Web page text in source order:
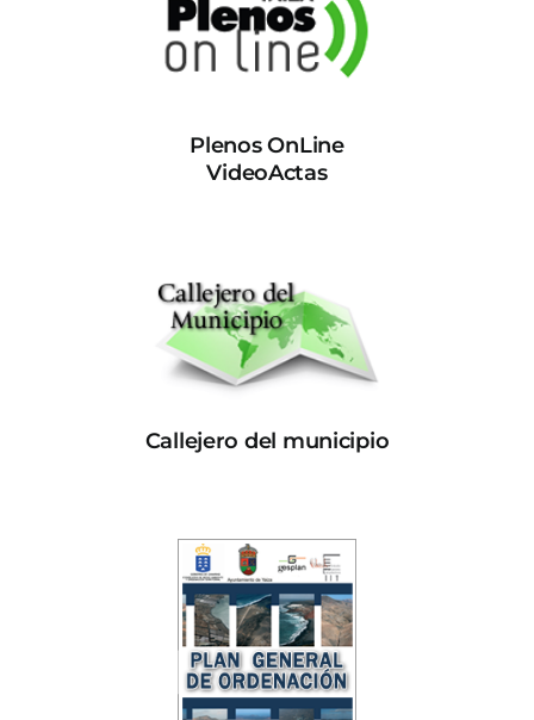
Plenos OnLine
VideoActas
Callejero del municipio